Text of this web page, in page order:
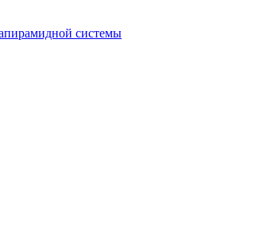
системы